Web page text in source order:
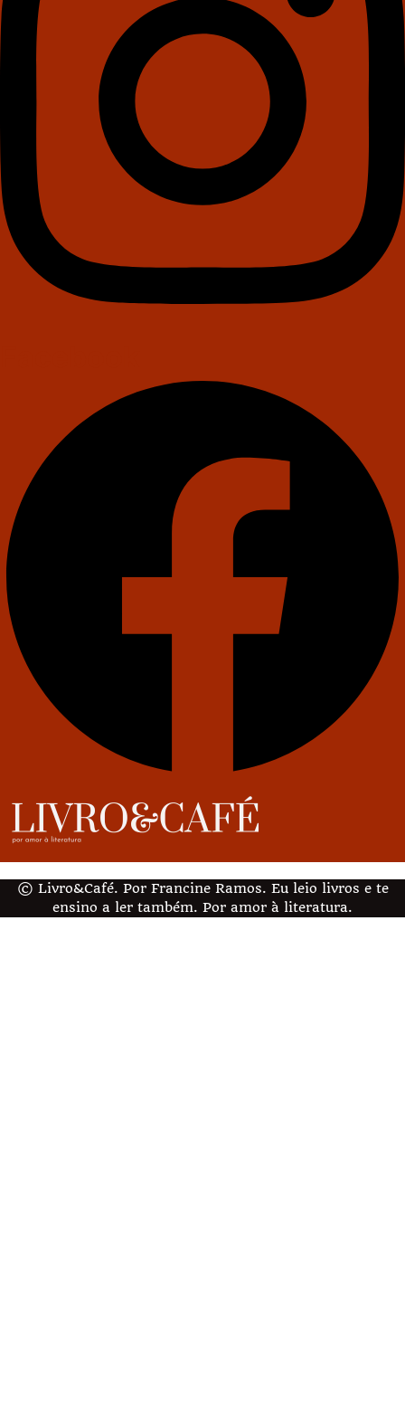
© Livro&Café. Por Francine Ramos. Eu leio livros e te
ensino a ler também. Por amor à literatura.